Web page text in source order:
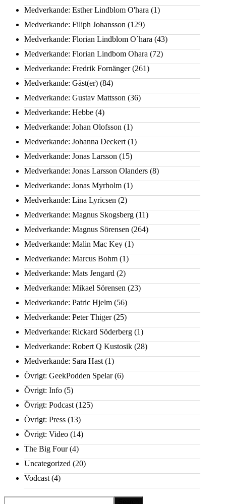
Medverkande: Esther Lindblom O'hara (1)
Medverkande: Filiph Johansson (129)
Medverkande: Florian Lindblom O´hara (43)
Medverkande: Florian Lindbom Ohara (72)
Medverkande: Fredrik Fornänger(261)
Medverkande: Gäst(er) (84)
Medverkande: Gustav Mattsson (36)
Medverkande: Hebbe (4)
Medverkande: Johan Olofsson (1)
Medverkande: Johanna Deckert (1)
Medverkande: Jonas Larsson (15)
Medverkande: Jonas Larsson Olanders (8)
Medverkande: Jonas Myrholm (1)
Medverkande: Lina Lyricsen (2)
Medverkande: Magnus Skogsberg (11)
Medverkande: Magnus Sörensen (264)
Medverkande: Malin Mac Key (1)
Medverkande: Marcus Bohm (1)
Medverkande: Mats Jengard (2)
Medverkande: Mikael Sörensen (23)
Medverkande: Patric Hjelm (56)
Medverkande: Peter Thiger(25)
Medverkande: Rickard Söderberg (1)
Medverkande: Robert Q Kustosik (28)
Medverkande: Sara Hast (1)
Övrigt: GeekPodden Spelar(6)
Övrigt: Info (5)
Övrigt: Podcast (125)
Övrigt: Press (13)
Övrigt: Video (14)
The Big Four(4)
Uncategorized (20)
Vodcast (4)